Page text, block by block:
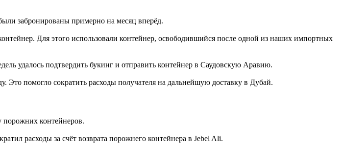
забронированы примерно на месяц вперёд.
Для этого использовали контейнер, освободившийся после одной из наших импортных
удалось подтвердить букинг и отправить контейнер в Саудовскую Аравию.
Это помогло сократить расходы получателя на дальнейшую доставку в Дубай.
порожних контейнеров.
расходы за счёт возврата порожнего контейнера в Jebel Ali.